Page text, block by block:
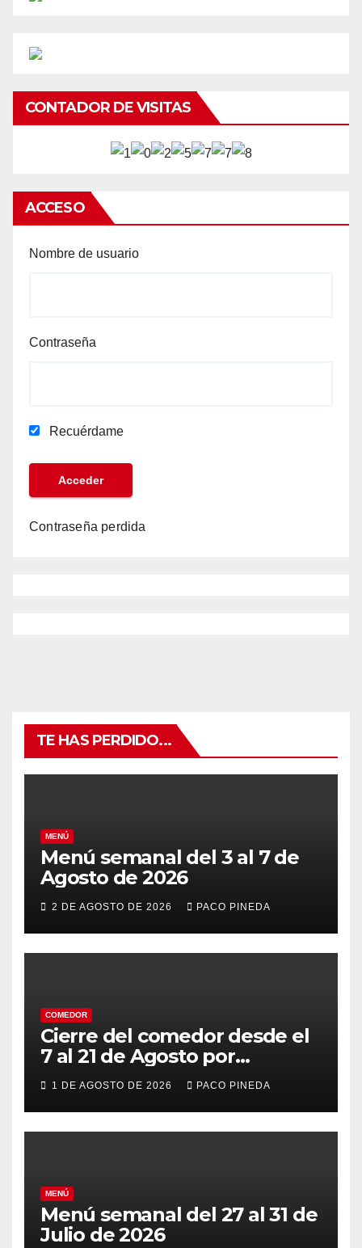
CONTADOR DE VISITAS
ACCESO
Nombre de usuario
Contraseña
Recuérdame
Contraseña perdida
TE HAS PERDIDO...
MENÚ
Menú semanal del 3 al 7 de
Agosto de 2026
2 DE AGOSTO DE 2026 PACO PINEDA
COMEDOR
Cierre del comedor desde el
7 al 21 de Agosto por
vacaciones
1 DE AGOSTO DE 2026 PACO PINEDA
MENÚ
Menú semanal del 27 al 31 de
Julio de 2026